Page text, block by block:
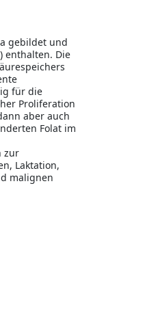
gebildet und
enthalten. Die
für die
Proliferation
aber auch
Folat im
zur
Laktation,
malignen